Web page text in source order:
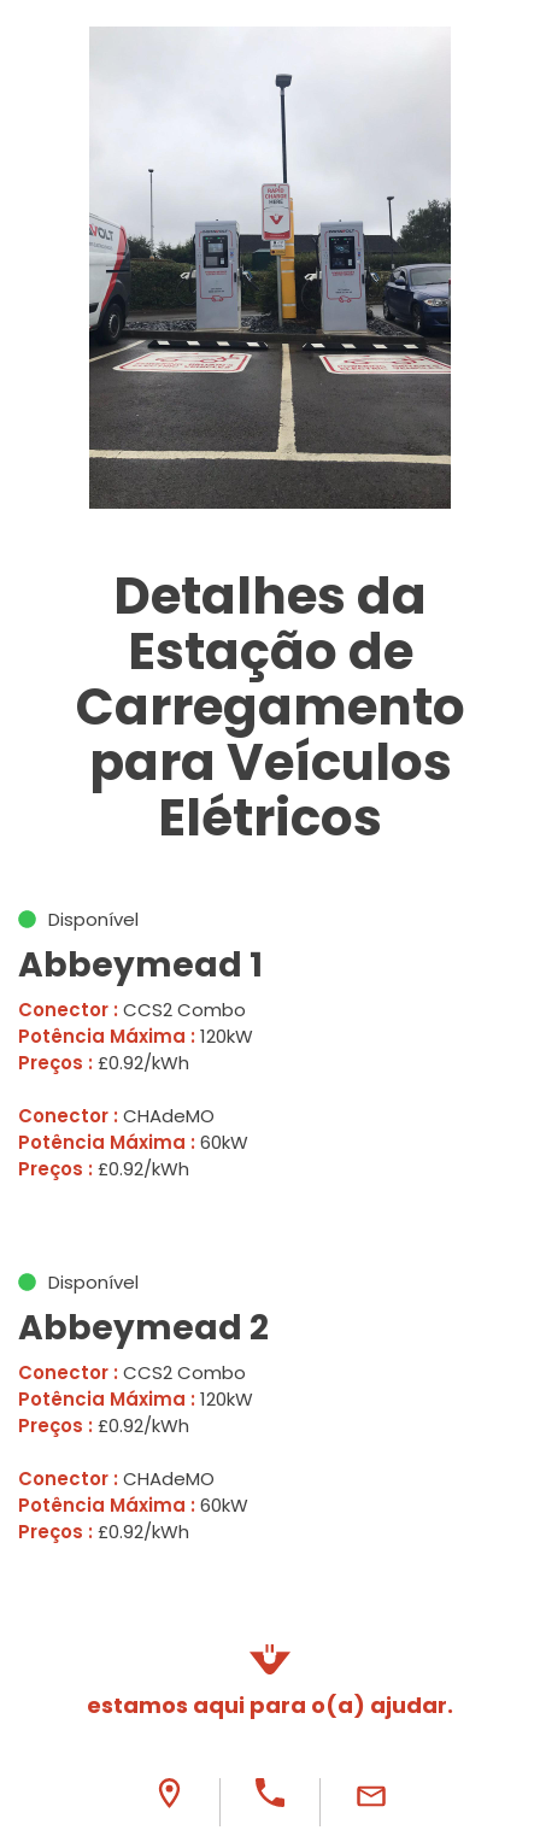
Detalhes da
Estação de
Carregamento
para Veículos
Elétricos
Disponível
Abbeymead 1
Conector : CCS2 Combo
Potência Máxima : 120kW
Preços : £0.92/kWh
Conector : CHAdeMO
Potência Máxima : 60kW
Preços : £0.92/kWh
Disponível
Abbeymead 2
Conector : CCS2 Combo
Potência Máxima : 120kW
Preços : £0.92/kWh
Conector : CHAdeMO
Potência Máxima : 60kW
Preços : £0.92/kWh
estamos aqui para o(a) ajudar.